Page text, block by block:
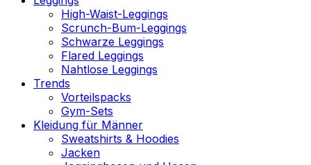
High-Waist-Leggings
Scrunch-Bum-Leggings
Schwarze Leggings
Flared Leggings
Nahtlose Leggings
Trends
Vorteilspacks
Gym-Sets
Kleidung für Männer
Sweatshirts & Hoodies
Jacken